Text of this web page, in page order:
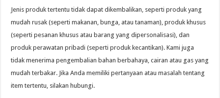
Jenis produk tertentu tidak dapat dikembalikan, seperti produk yang
mudah rusak (seperti makanan, bunga, atau tanaman), produk khusus
(seperti pesanan khusus atau barang yang dipersonalisasi), dan
produk perawatan pribadi (seperti produk kecantikan). Kami juga
tidak menerima pengembalian bahan berbahaya, cairan atau gas yang
mudah terbakar. Jika Anda memiliki pertanyaan atau masalah tentang
item tertentu, silakan hubungi.